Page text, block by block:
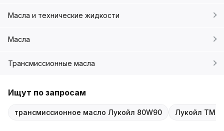
Масла и технические жидкости
Масла
Трансмиссионные масла
Ищут по запросам
трансмиссионное масло Лукойл 80W90 Лукойл ТМ-4